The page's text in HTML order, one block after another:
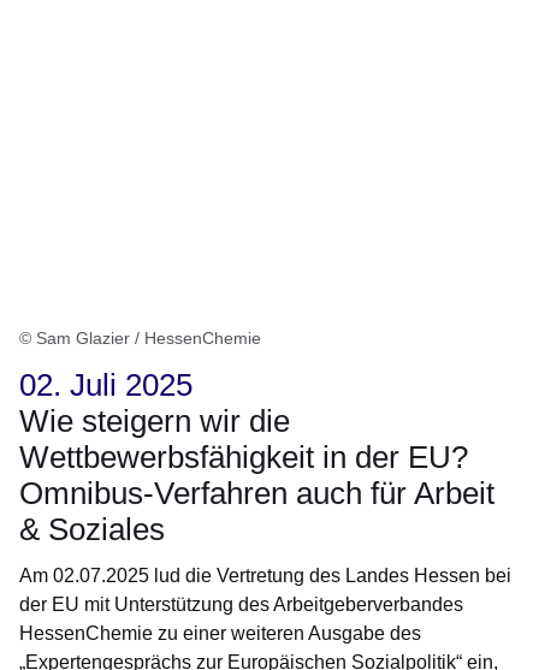
© Sam Glazier / HessenChemie
02. Juli 2025
Wie steigern wir die
Wettbewerbsfähigkeit in der EU?
Omnibus-Verfahren auch für Arbeit
& Soziales
Am 02.07.2025 lud die Vertretung des Landes Hessen bei
der EU mit Unterstützung des Arbeitgeberverbandes
HessenChemie zu einer weiteren Ausgabe des
„Expertengesprächs zur Europäischen Sozialpolitik“ ein,